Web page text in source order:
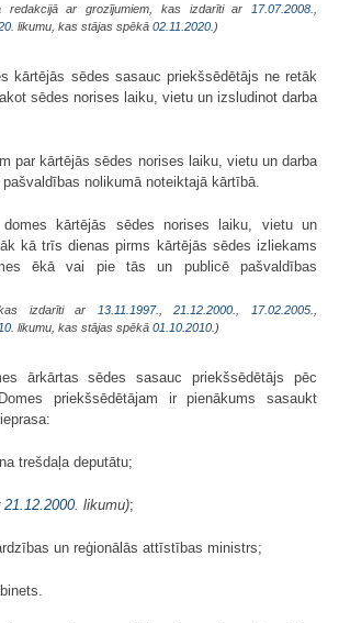
redakcijā ar grozījumiem, kas izdarīti ar 17.07.2008.
. likumu, kas stājas spēkā 02.11.2020. )
kārtējās sēdes sasauc priekšsēdētājs ne retāk
sēdes norises laiku, vietu un izsludinot darba
par kārtējās sēdes norises laiku, vietu un darba
nolikumā noteiktajā kārtībā.
domes kārtējās sēdes norises laiku, vietu un
kā trīs dienas pirms kārtējās sēdes izliekams
ēkā vai pie tās un publicē pašvaldības
izdarīti ar 13.11.1997. ,21.12.2000. 17.02.2005.
. likumu, kas stājas spēkā 01.10.2010. )
ārkārtas sēdes sasauc priekšsēdētājs pēc
priekšsēdētājam ir pienākums sasaukt
trešdaļa deputātu;
21.12.2000 . likumu);
un reģionālās attīstības ministrs;